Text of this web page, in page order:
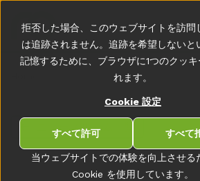
当ウェブサイトでの体験を向上させる
Cookie を使用しています。
拒否した場合、このウェブサイトを訪問
は追跡されません。追跡を希望しないと
記憶するために、ブラウザに1つのクッキ
れます。
Cookie 設定
すべて許可 すべて
t
r
s
E
s
h
)
ニュースルーム一覧